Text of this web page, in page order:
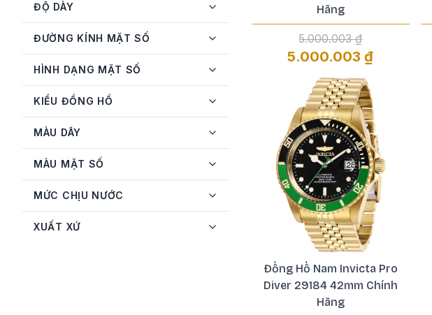
Mido 2
Olym Pianus
Orient
Philipp Plein 1
Raymond Weil
Salvatore Ferragamo
Seiko
ĐỘ DÀY
ĐƯỜNG KÍNH MẶT SỐ
HÌNH DẠNG MẶT SỐ
KIỂU ĐỒNG HỒ
MÀU DÂY
MÀU MẶT SỐ
MỨC CHỊU NƯỚC
XUẤT XỨ
Hãng
5.000.003 ₫
5.000.003 ₫
Đồng Hồ Nam Invicta Pro
Diver 29184 42mm Chính
Hãng